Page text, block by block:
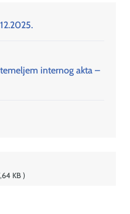
internog akta –
KB